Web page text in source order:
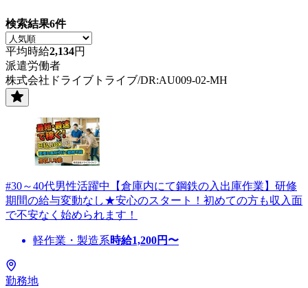
検索結果6件
平均時給2,134円
派遣労働者
株式会社ドライブトライブ/DR:AU009-02-MH
#30～40代男性活躍中【倉庫内にて鋼鉄の入出庫作業】研修
期間の給与変動なし★安心のスタート！初めての方も収入面
で不安なく始められます！
軽作業・製造系時給1,200円〜
勤務地